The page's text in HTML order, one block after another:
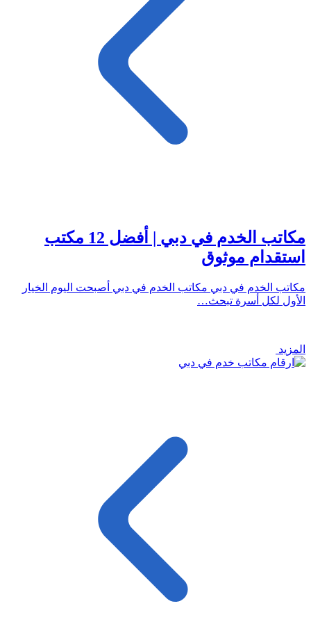
مكاتب الخدم في دبي | أفضل 12 مكتب
استقدام موثوق
مكاتب الخدم في دبي مكاتب الخدم في دبي أصبحت اليوم الخيار
الأول لكل أسرة تبحث…
المزيد